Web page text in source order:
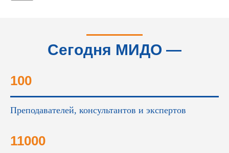
Сегодня МИДО —
100
Преподавателей, консультантов и экспертов
11000